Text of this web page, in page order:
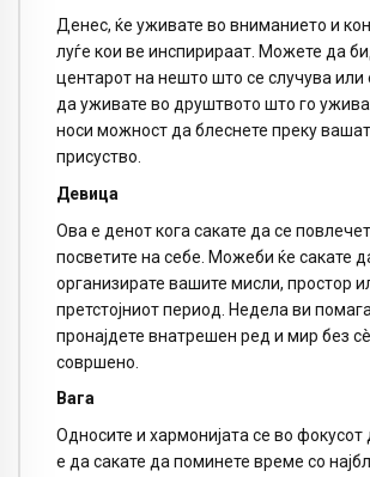
Денес, ќе уживате во вниманието и
луѓе кои ве инспирираат. Можете да
центарот на нешто што се случува или
да уживате во друштвото што го
носи можност да блеснете преку
присуство.
Девица
Ова е денот кога сакате да се
посветите на себе. Можеби ќе сакате
организирате вашите мисли, простор
претстојниот период. Недела ви
пронајдете внатрешен ред и мир без
совршено.
Вага
Односите и хармонијата се во
е да сакате да поминете време со